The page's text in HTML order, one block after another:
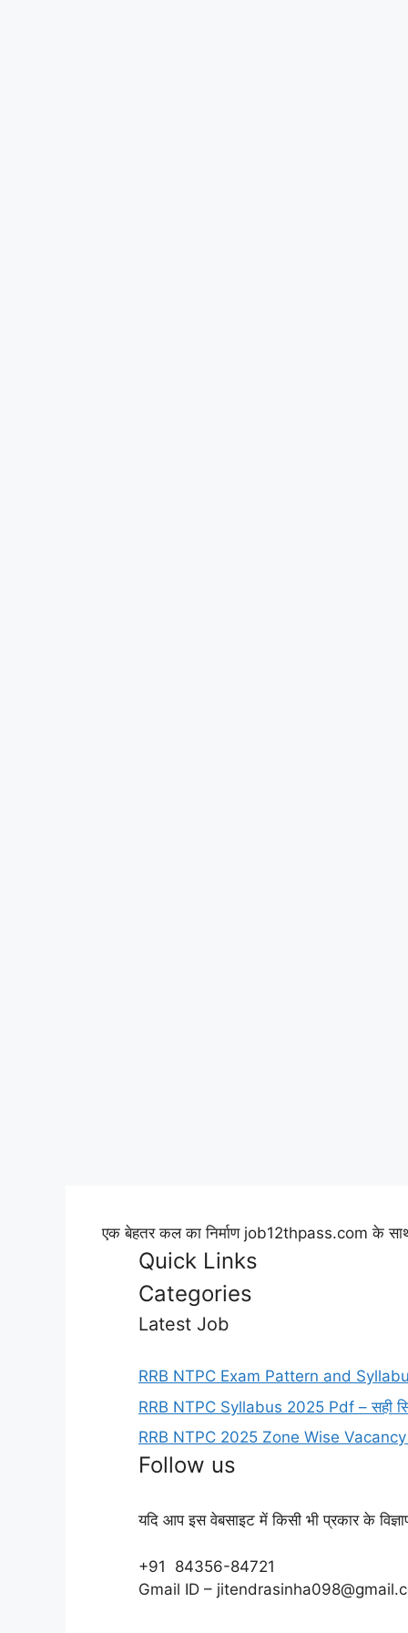
एक बेहतर कल का निर्माण job12thpass.com के
Quick Links
Categories
Latest Job
RRB NTPC Exam Pattern and
RRB NTPC Syllabus 2025 Pdf – सही
RRB NTPC 2025 Zone Wise Vacancy
Follow us
यदि आप इस वेबसाइट में किसी भी प्रकार के
+91 84356-84721
Gmail ID –